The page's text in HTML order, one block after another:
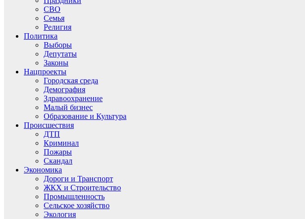
СВО
Семья
Религия
Политика
Выборы
Депутаты
Законы
Нацпроекты
Городская среда
Демография
Здравоохранение
Малый бизнес
Образование и Культура
Происшествия
ДТП
Криминал
Пожары
Скандал
Экономика
Дороги и Транспорт
ЖКХ и Строительство
Промышленность
Сельское хозяйство
Экология